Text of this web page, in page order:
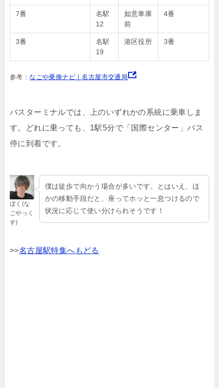
7番
名駅
12
如意車庫
前
4番
3番
名駅
19
港区役所 3番
参考：なごや乗換ナビ｜名古屋市交通局
バスターミナルでは、上のいずれかの系統に乗車しま
す。どれに乗っても、1駅5分で「国際センター」バス
停に到着です。
ぼく(な
ごやっく
す)
僕は徒歩で向かう場合が多いです。とはいえ、ほ
かの移動手段だと、座ってホッと一息つけるので
状況に応じて使い分けられそうです！
>>名古屋駅特集へもどる